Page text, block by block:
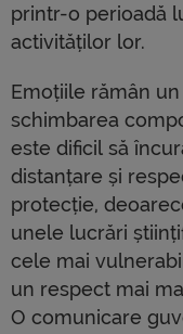
printr-o perioadă
activităților lor.
Emoțiile rămân
schimbarea
este dificil să
distanțare și
protecție,
unele lucrări
cele mai
un respect mai
O comunicare